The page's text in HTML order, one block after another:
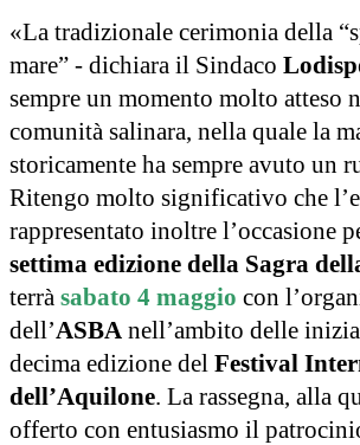
«La tradizionale cerimonia della
mare” - dichiara il Sindaco
sempre un momento molto atteso
comunità salinara, nella quale la
storicamente ha sempre avuto un
Ritengo molto significativo che
rappresentato inoltre l’occasione
settima edizione della Sagra
terrà sabato 4 maggio con
dell’ASBA nell’ambito delle
decima edizione del Festival
dell’Aquilone. La rassegna, alla
offerto con entusiasmo il